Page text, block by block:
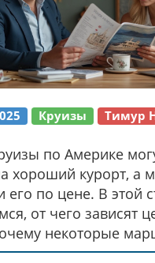
Круизы Тимур
по Америке
хороший курорт, а
его по цене. В этой
от чего зависят
некоторые
нюансы искать в